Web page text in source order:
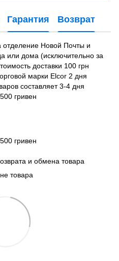
Гарантия Возврат
отделение Новой Почты и
или дома (исключительно за
доставки 100 грн
марки Elcor 2 дня
составляет 3-4 дня
гривен
гривен
и обмена товара
товара